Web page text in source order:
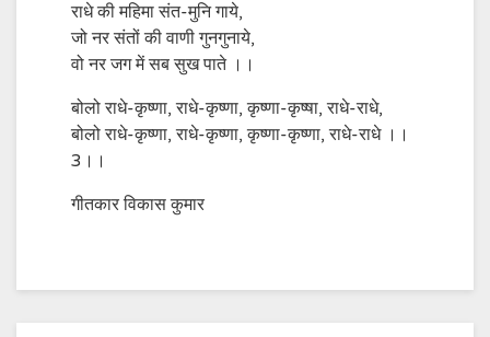
राधे की महिमा संत-मुनि गाये,
जो नर संतों की वाणी गुनगुनाये,
वो नर जग में सब सुख पाते ।।
बोलो राधे-कृष्णा, राधे-कृष्णा, कृष्णा-कृष्षा, राधे-राधे,
बोलो राधे-कृष्णा, राधे-कृष्णा, कृष्णा-कृष्णा, राधे-राधे ।।
3।।
गीतकार विकास कुमार